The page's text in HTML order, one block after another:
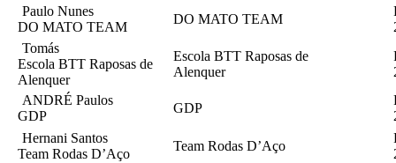
Paulo Nunes
DO MATO TEAM
DO MATO TEAM
Tomás
Escola BTT Raposas de
Alenquer
Escola BTT Raposas de
Alenquer
ANDRÉ Paulos
GDP
GDP
Hernani Santos
Team Rodas D’Aço
Team Rodas D’Aço